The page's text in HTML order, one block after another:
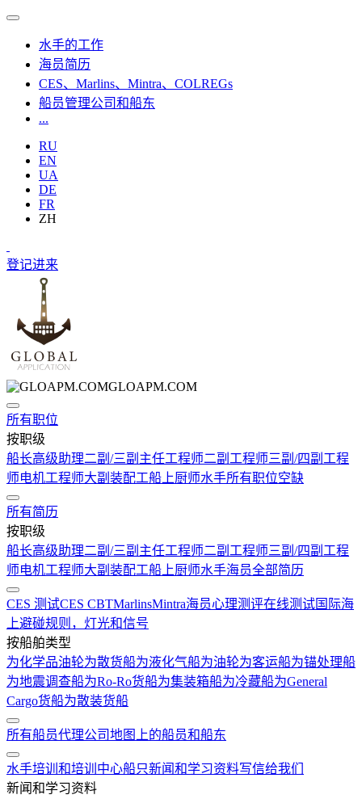
水手的工作
海员简历
CES、Marlins、Mintra、COLREGs
船员管理公司和船东
...
RU
EN
UA
DE
FR
ZH
登记进来
GLOAPM.COM
所有职位
按职级
船长高级助理二副/三副 主任工程师二副工程师三副/四副工程
师电机工程师大副 装配工船上厨师水手所有职位空缺
所有简历
按职级
船长高级助理二副/三副 主任工程师二副工程师三副/四副工程
师电机工程师大副 装配工船上厨师水手海员全部简历
CES 测试CES CBTMarlinsMintra海员心理测评在线测试国际海
上避碰规则，灯光和信号
按船舶类型
为化学品油轮为散货船为液化气船为油轮为客运船为锚处理船
为地震调查船为Ro-Ro货船为集装箱船为冷藏船为General
Cargo货船为散装货船
所有船员代理公司地图上的船员和船东
水手培训和培训中心船只新闻和学习资料写信给我们
新闻和学习资料